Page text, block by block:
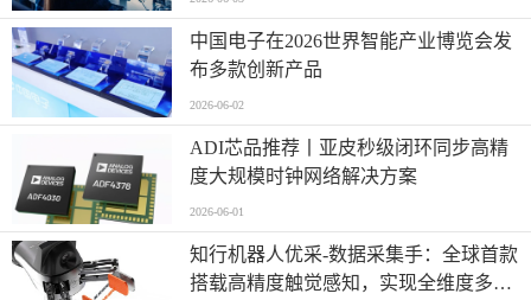
中国电子在2026世界智能产业博览会发
布多款创新产品
2026-06-02
ADI芯品推荐丨亚皮秒级闭环同步高精
度大规模时钟网络解决方案
2026-06-01
知行机器人优采-数据采集手：全球首款
搭载高精度触觉感知，实现全维度多模